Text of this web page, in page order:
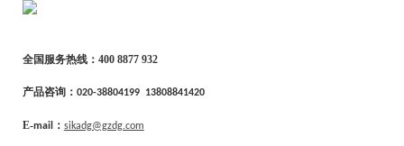
全国服务热线： 400 8877 932
产品咨询： 020-38804199 13808841420
E-mail ： sikadg@gzdg.com